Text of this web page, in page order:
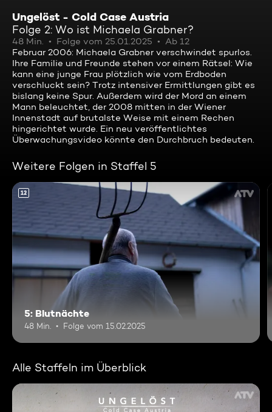
Ungelöst - Cold Case Austria
Folge 2: Wo ist Michaela Grabner?
48 Min. Folge vom 25.01.2025
Ab 12
Februar 2006: Michaela Grabner verschwindet spurlos.
Ihre Familie und Freunde stehen vor einem Rätsel: Wie
kann eine junge Frau plötzlich wie vom Erdboden
verschluckt sein? Trotz intensiver Ermittlungen gibt es
bislang keine Spur. Außerdem wird der Mord an einem
Mann beleuchtet, der 2008 mitten in der Wiener
Innenstadt auf brutalste Weise mit einem Rechen
hingerichtet wurde. Ein neu veröffentlichtes
Überwachungsvideo könnte den Durchbruch bedeuten.
Weitere Folgen in Staffel 5
12
5: Blutnächte
48 Min. Folge vom 15.02.2025
Alle Staffeln im Überblick